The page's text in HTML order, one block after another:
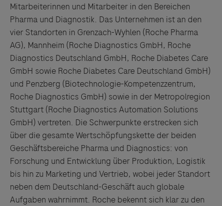
Mitarbeiterinnen und Mitarbeiter in den Bereichen
Pharma und Diagnostik. Das Unternehmen ist an den
vier Standorten in Grenzach-Wyhlen (Roche Pharma
AG), Mannheim (Roche Diagnostics GmbH, Roche
Diagnostics Deutschland GmbH, Roche Diabetes Care
GmbH sowie Roche Diabetes Care Deutschland GmbH)
und Penzberg (Biotechnologie-Kompetenzzentrum,
Roche Diagnostics GmbH) sowie in der Metropolregion
Stuttgart (Roche Diagnostics Automation Solutions
GmbH) vertreten. Die Schwerpunkte erstrecken sich
über die gesamte Wertschöpfungskette der beiden
Geschäftsbereiche Pharma und Diagnostics: von
Forschung und Entwicklung über Produktion, Logistik
bis hin zu Marketing und Vertrieb, wobei jeder Standort
neben dem Deutschland-Geschäft auch globale
Aufgaben wahrnimmt. Roche bekennt sich klar zu den